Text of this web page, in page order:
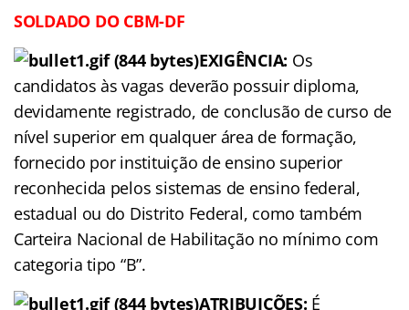
SOLDADO DO CBM-DF
EXIGÊNCIA: Os
candidatos às vagas deverão possuir diploma,
devidamente registrado, de conclusão de curso de
nível superior em qualquer área de formação,
fornecido por instituição de ensino superior
reconhecida pelos sistemas de ensino federal,
estadual ou do Distrito Federal, como também
Carteira Nacional de Habilitação no mínimo com
categoria tipo “B”.
ATRIBUIÇÕES: É